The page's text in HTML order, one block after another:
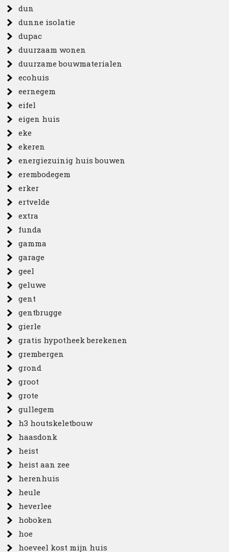
dun
dunne isolatie
dupac
duurzaam wonen
duurzame bouwmaterialen
ecohuis
eernegem
eifel
eigen huis
eke
ekeren
energiezuinig huis bouwen
erembodegem
erker
ertvelde
extra
funda
gamma
garage
geel
geluwe
gent
gentbrugge
gierle
gratis hypotheek berekenen
grembergen
grond
groot
grote
gullegem
h3 houtskeletbouw
haasdonk
heist
heist aan zee
herenhuis
heule
heverlee
hoboken
hoe
hoeveel kost mijn huis